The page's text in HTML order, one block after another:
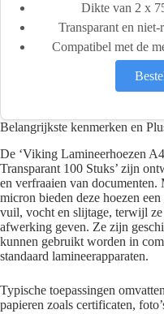
Dikte van 2 x
Transparant en
Compatibel met de
Belangrijkste kenmerken en
De ‘Viking Lamineerhoezen
Transparant 100 Stuks’ zijn
en verfraaien van
micron bieden deze hoezen
vuil, vocht en slijtage, terwijl ze
afwerking geven. Ze zijn
kunnen gebruikt worden in
standaard lamineerapparaten.
Typische toepassingen
papieren zoals certificaten,